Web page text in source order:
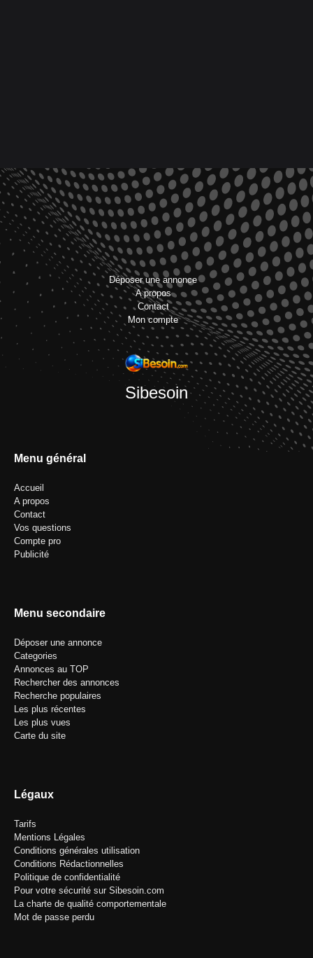
Déposer une annonce
A propos
Contact
Mon compte
Sibesoin
Menu général
Accueil
A propos
Contact
Vos questions
Compte pro
Publicité
Menu secondaire
Déposer une annonce
Categories
Annonces au TOP
Rechercher des annonces
Recherche populaires
Les plus récentes
Les plus vues
Carte du site
Légaux
Tarifs
Mentions Légales
Conditions générales utilisation
Conditions Rédactionnelles
Politique de confidentialité
Pour votre sécurité sur Sibesoin.com
La charte de qualité comportementale
Mot de passe perdu